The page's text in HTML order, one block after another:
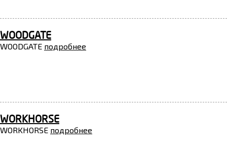
WOODGATE
WOODGATE подробнее
WORKHORSE
WORKHORSE подробнее